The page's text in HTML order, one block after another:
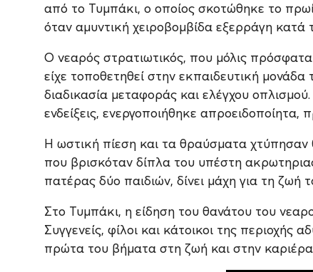
από το Τυμπάκι, ο οποίος σκοτώθηκε το
όταν αμυντική χειροβομβίδα εξερράγη κατά
Ο νεαρός στρατιωτικός, που μόλις
είχε τοποθετηθεί στην εκπαιδευτική
διαδικασία μεταφοράς και ελέγχου
ενδείξεις, ενεργοποιήθηκε
Η ωστική πίεση και τα θραύσματα χτύπησαν
που βρισκόταν δίπλα του υπέστη
πατέρας δύο παιδιών, δίνει μάχη για τη ζωή
Στο Τυμπάκι, η είδηση του θανάτου του
Συγγενείς, φίλοι και κάτοικοι της
πρώτα του βήματα στη ζωή και στην